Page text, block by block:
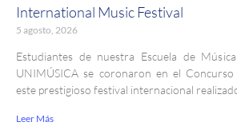
International Music Festival
5 agosto, 2026
Estudiantes de nuestra Escuela de
UNIMÚSICA se coronaron en el
este prestigioso festival internacional
Leer Más